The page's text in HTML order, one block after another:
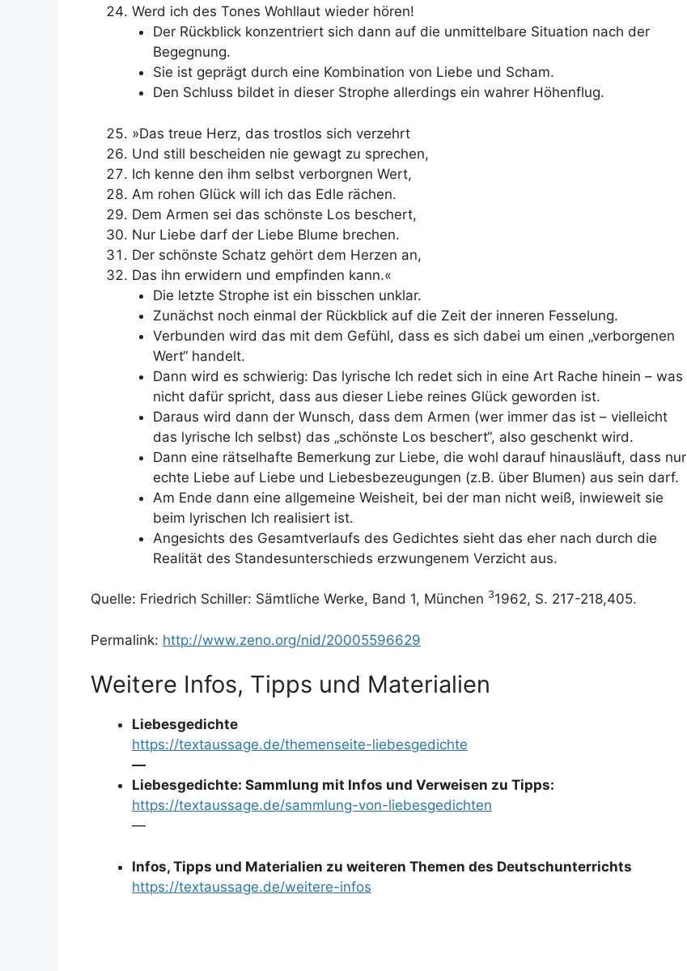
Werd ich des Tones Wohllaut wieder hören!
Der Rückblick konzentriert sich dann auf die unmittelbare Situation nach der
Begegnung.
Sie ist geprägt durch eine Kombination von Liebe und Scham.
Den Schluss bildet in dieser Strophe allerdings ein wahrer Höhenflug.
»Das treue Herz, das trostlos sich verzehrt
Und still bescheiden nie gewagt zu sprechen,
Ich kenne den ihm selbst verborgnen Wert,
Am rohen Glück will ich das Edle rächen.
Dem Armen sei das schönste Los beschert,
Nur Liebe darf der Liebe Blume brechen.
Der schönste Schatz gehört dem Herzen an,
Das ihn erwidern und empfinden kann.«
Die letzte Strophe ist ein bisschen unklar.
Zunächst noch einmal der Rückblick auf die Zeit der inneren Fesselung.
Verbunden wird das mit dem Gefühl, dass es sich dabei um einen „verborgenen
Wert“ handelt.
Dann wird es schwierig: Das lyrische Ich redet sich in eine Art Rache hinein – was
nicht dafür spricht, dass aus dieser Liebe reines Glück geworden ist.
Daraus wird dann der Wunsch, dass dem Armen (wer immer das ist – vielleicht
das lyrische Ich selbst) das „schönste Los beschert“, also geschenkt wird.
Dann eine rätselhafte Bemerkung zur Liebe, die wohl darauf hinausläuft, dass nur
echte Liebe auf Liebe und Liebesbezeugungen (z.B. über Blumen) aus sein darf.
Am Ende dann eine allgemeine Weisheit, bei der man nicht weiß, inwieweit sie
beim lyrischen Ich realisiert ist.
Angesichts des Gesamtverlaufs des Gedichtes sieht das eher nach durch die
Realität des Standesunterschieds erzwungenem Verzicht aus.
Quelle: Friedrich Schiller: Sämtliche Werke, Band 1, München 31962, S. 217-218,405.
Permalink: http://www.zeno.org/nid/20005596629
Weitere Infos, Tipps und Materialien
Liebesgedichte
https://textaussage.de/themenseite-liebesgedichte
—
Liebesgedichte: Sammlung mit Infos und Verweisen zu Tipps:
https://textaussage.de/sammlung-von-liebesgedichten
—
Infos, Tipps und Materialien zu weiteren Themen des Deutschunterrichts
https://textaussage.de/weitere-infos